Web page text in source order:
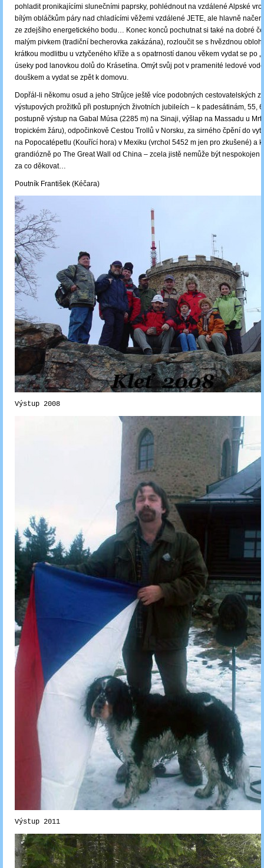
pohladit pronikajícími slunečními paprsky, pohlédnout na vzdálené Alpské
bílým obláčkům páry nad chladícími věžemi vzdálené JETE, ale hlavně
ze zdejšího energetického bodu… Konec konců pochutnat si také na dobré
malým pivkem (tradiční becherovka zakázána), rozloučit se s hvězdnou
krátkou modlitbu u vztyčeného kříže a s opatrností danou věkem vydat se po
úseky pod lanovkou dolů do Krásetína. Omýt svůj pot v pramenité ledové
douškem a vydat se zpět k domovu.
Dopřál-li někomu osud a jeho Strůjce ještě více podobných cestovatelských
výstupových prožitků při postupných životních jubileích ‒ k padesátinám, 55,
postupně výstup na Gabal Músa (2285 m) na Sinaji, výšlap na Massadu u
tropickém žáru), odpočinkově Cestou Trollů v Norsku, za sirného čpění do
na Popocatépetlu (Kouřící hora) v Mexiku (vrchol 5452 m jen pro zkušené) a k
grandiózně po The Great Wall od China ‒ zcela jistě nemůže být nespokojen
za co děkovat…
Poutník František (Kéčara)
Výstup 2008
Výstup 2011